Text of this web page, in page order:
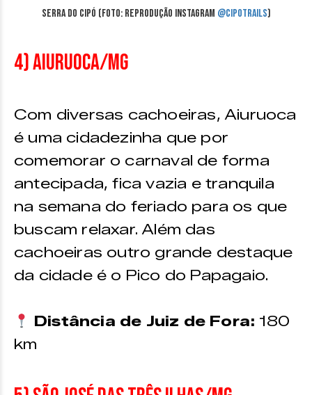
Serra do Cipó (Foto: reprodução Instagram @cipotrails)
4) Aiuruoca/MG
Com diversas cachoeiras, Aiuruoca
é uma cidadezinha que por
comemorar o carnaval de forma
antecipada, fica vazia e tranquila
na semana do feriado para os que
buscam relaxar. Além das
cachoeiras outro grande destaque
da cidade é o Pico do Papagaio.
Distância de Juiz de Fora: 180
km